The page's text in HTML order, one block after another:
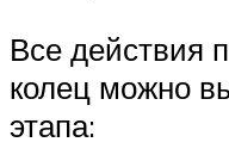
Все действия
колец можно
этапа: